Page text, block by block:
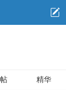
精华